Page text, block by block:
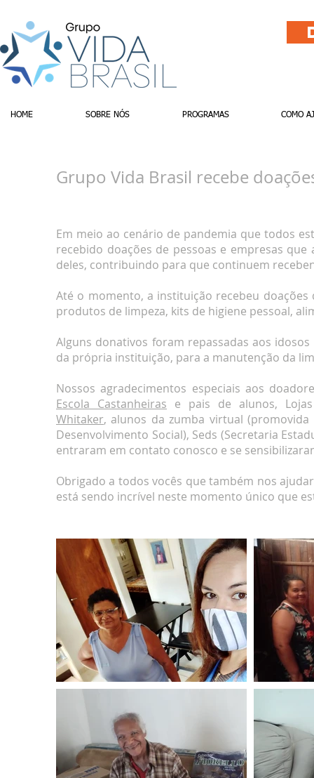
HOME SOBRE NÓS PROGRAMAS COMO
Grupo Vida Brasil recebe
Em meio ao cenário de pandemia que todos
recebido doações de pessoas e empresas
deles, contribuindo para que continuem
Até o momento, a instituição recebeu doações
produtos de limpeza, kits de higiene pessoal,
Alguns donativos foram repassadas aos
da própria instituição, para a manutenção da
Nossos agradecimentos especiais aos
Escola Castanheiras e pais de alunos,
Whitaker, alunos da zumba virtual
Desenvolvimento Social), Seds (Secretaria
entraram em contato conosco e se
Obrigado a todos vocês que também nos
está sendo incrível neste momento único que